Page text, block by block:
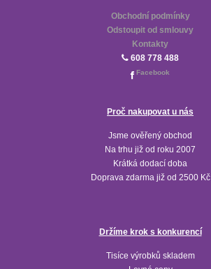
Obchodní podmínky
Odstoupit od smlouvy
Kontakty
608 778 488
Facebook
Proč nakupovat u nás
Jsme ověřený obchod
Na trhu již od roku 2007
Krátká dodací doba
Doprava zdarma již od 2500 Kč
Držíme krok s konkurencí
Tisíce výrobků skladem